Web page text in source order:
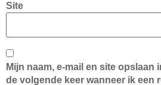
Site
Mijn naam, e-mail en site opslaan
de volgende keer wanneer ik een